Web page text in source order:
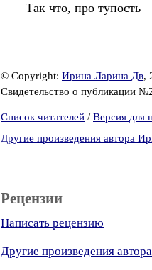
Так что, про тупость
© Copyright: Ирина Ларина Дв,
Свидетельство о публикации
Список читателей / Версия для
Другие произведения автора
Рецензии
Написать рецензию
Другие произведения